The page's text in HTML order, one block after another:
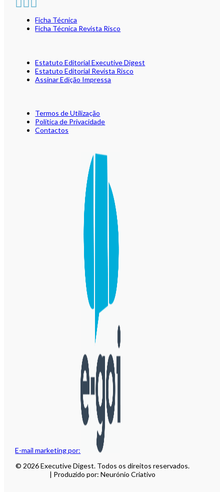
E-mail marketing por:
Ficha Técnica
Ficha Técnica Revista Risco
Estatuto Editorial Executive Digest
Estatuto Editorial Revista Risco
Assinar Edição Impressa
Termos de Utilização
Política de Privacidade
Contactos
© 2026 Executive Digest. Todos os direitos reservados.
| Produzido por: Neurónio Criativo